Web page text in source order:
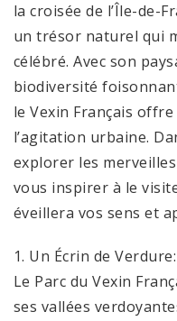
la croisée de l’Île-de-
un trésor naturel qui
célébré. Avec son
biodiversité
le Vexin Français
l’agitation urbaine.
explorer les
vous inspirer à le
éveillera vos sens et
1. Un Écrin de Verdure:
Le Parc du Vexin
ses vallées